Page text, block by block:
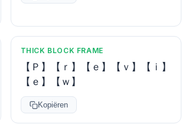
THICK BLOCK FRAME
【Ｐ】【ｒ】【ｅ】【ｖ】【ｉ】
【ｅ】【ｗ】
Kopiëren